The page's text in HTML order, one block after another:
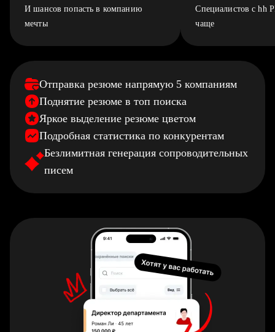
И шансов попасть в компанию
мечты
Специалистов с hh
чаще
Отправка резюме напрямую 5 компаниям
Поднятие резюме в топ поиска
Яркое выделение резюме цветом
Подробная статистика по конкурентам
Безлимитная генерация сопроводительных
писем